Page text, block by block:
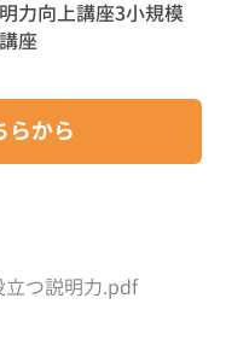
力向上講座3小規模
座
らから
立つ説明力.pdf